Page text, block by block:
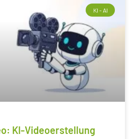
KI - AI
KI-Videoerstellung